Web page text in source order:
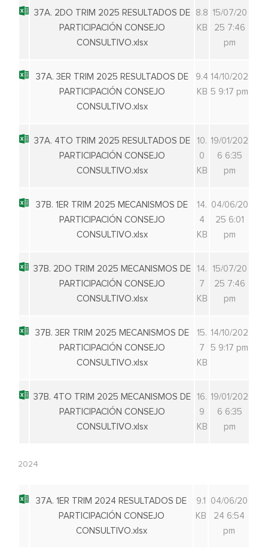
37A. 2DO TRIM 2025 RESULTADOS DE
PARTICIPACIÓN CONSEJO
CONSULTIVO.xlsx
8.8
KB
15/07/20
25 7:46
pm
37A. 3ER TRIM 2025 RESULTADOS DE
PARTICIPACIÓN CONSEJO
CONSULTIVO.xlsx
9.4
KB
14/10/202
5 9:17 pm
37A. 4TO TRIM 2025 RESULTADOS DE
PARTICIPACIÓN CONSEJO
CONSULTIVO.xlsx
10.
0
KB
19/01/202
6 6:35
pm
37B. 1ER TRIM 2025 MECANISMOS DE
PARTICIPACIÓN CONSEJO
CONSULTIVO.xlsx
14.
4
KB
04/06/20
25 6:01
pm
37B. 2DO TRIM 2025 MECANISMOS DE
PARTICIPACIÓN CONSEJO
CONSULTIVO.xlsx
14.
7
KB
15/07/20
25 7:46
pm
37B. 3ER TRIM 2025 MECANISMOS DE
PARTICIPACIÓN CONSEJO
CONSULTIVO.xlsx
15.
7
KB
14/10/202
5 9:17 pm
37B. 4TO TRIM 2025 MECANISMOS DE
PARTICIPACIÓN CONSEJO
CONSULTIVO.xlsx
16.
9
KB
19/01/202
6 6:35
pm
2024
37A. 1ER TRIM 2024 RESULTADOS DE
PARTICIPACIÓN CONSEJO
CONSULTIVO.xlsx
9.1
KB
04/06/20
24 6:54
pm